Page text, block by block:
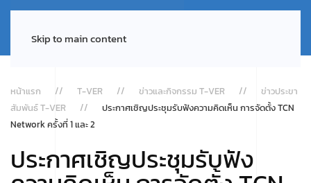
Skip to main content
หน้าแรก T-VER ข่าวและกิจกรรม T-VER
ข่าวประขา
สัมพันธ์ T-VER
ประกาศเชิญประชุมรับฟังความคิดเห็น การจัดตั้ง TCN
Network ครั้งที่ 1 และ 2
ประกาศเชิญประชุมรับฟัง